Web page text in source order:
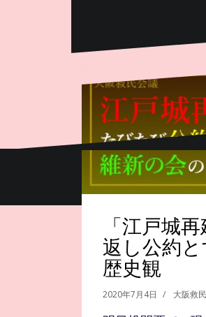
「江戸城
返し公約
歴史観
2020年7月4日 大阪救
Proudly powered by